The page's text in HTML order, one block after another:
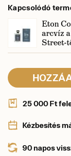
Kapcsolódó
Eton
arcvíz
Street-
25 000 Ft
Kézbesítés
90 napos